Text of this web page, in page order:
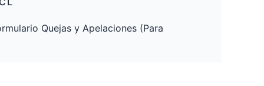
Quejas y Apelaciones (Para